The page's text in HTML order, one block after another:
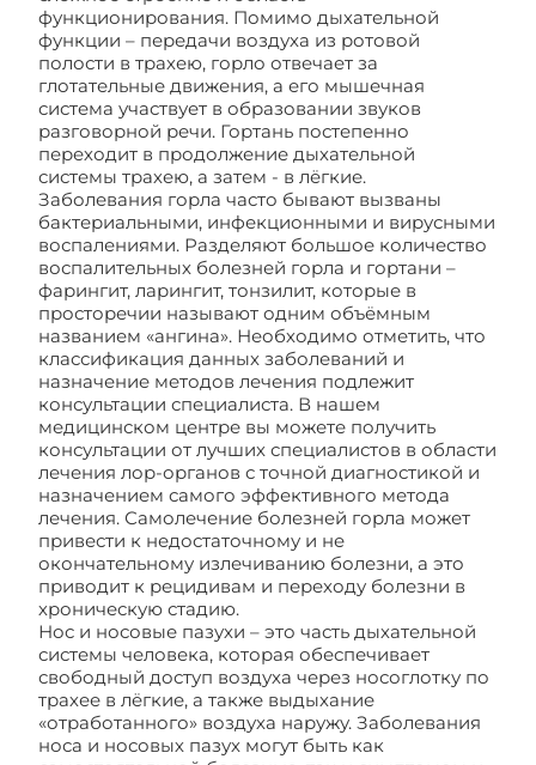
функционирования. Помимо дыхательной
функции – передачи воздуха из ротовой
полости в трахею, горло отвечает за
глотательные движения, а его мышечная
система участвует в образовании звуков
разговорной речи. Гортань постепенно
переходит в продолжение дыхательной
системы трахею, а затем - в лёгкие.
Заболевания горла часто бывают вызваны
бактериальными, инфекционными и вирусными
воспалениями. Разделяют большое количество
воспалительных болезней горла и гортани –
фарингит, ларингит, тонзилит, которые в
просторечии называют одним объёмным
названием «ангина». Необходимо отметить, что
классификация данных заболеваний и
назначение методов лечения подлежит
консультации специалиста. В нашем
медицинском центре вы можете получить
консультации от лучших специалистов в области
лечения лор-органов с точной диагностикой и
назначением самого эффективного метода
лечения. Самолечение болезней горла может
привести к недостаточному и не
окончательному излечиванию болезни, а это
приводит к рецидивам и переходу болезни в
хроническую стадию.
Нос и носовые пазухи – это часть дыхательной
системы человека, которая обеспечивает
свободный доступ воздуха через носоглотку по
трахее в лёгкие, а также выдыхание
«отработанного» воздуха наружу. Заболевания
носа и носовых пазух могут быть как